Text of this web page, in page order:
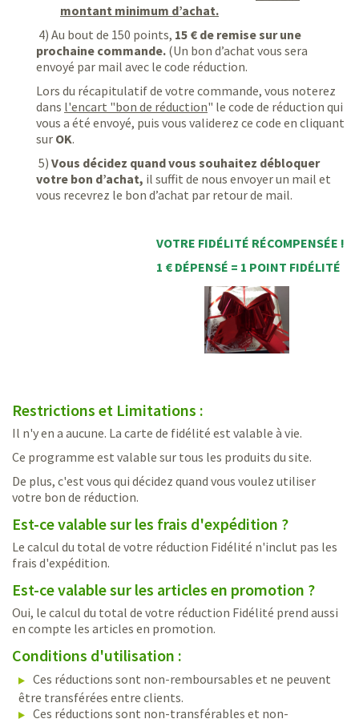
montant minimum d’achat.
4) Au bout de 150 points, 15 € de remise sur une
prochaine commande. (Un bon d’achat vous sera
envoyé par mail avec le code réduction.
Lors du récapitulatif de votre commande, vous noterez
dans l'encart "bon de réduction" le code de réduction qui
vous a été envoyé, puis vous validerez ce code en cliquant
sur OK.
5) Vous décidez quand vous souhaitez débloquer
votre bon d’achat, il suffit de nous envoyer un mail et
vous recevrez le bon d’achat par retour de mail.
VOTRE FIDÉLITÉ RÉCOMPENSÉE !
1 € DÉPENSÉ = 1 POINT FIDÉLITÉ
Restrictions et Limitations :
Il n'y en a aucune. La carte de fidélité est valable à vie.
Ce programme est valable sur tous les produits du site.
De plus, c'est vous qui décidez quand vous voulez utiliser
votre bon de réduction.
Est-ce valable sur les frais d'expédition ?
Le calcul du total de votre réduction Fidélité n'inclut pas les
frais d'expédition.
Est-ce valable sur les articles en promotion ?
Oui, le calcul du total de votre réduction Fidélité prend aussi
en compte les articles en promotion.
Conditions d'utilisation :
Ces réductions sont non-remboursables et ne peuvent
être transférées entre clients.
Ces réductions sont non-transférables et non-